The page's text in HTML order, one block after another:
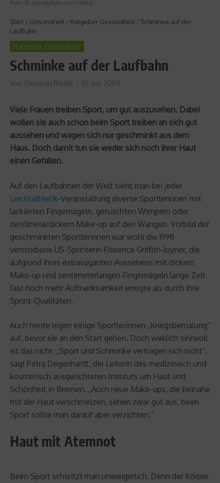
Foto: © istockphoto.com/aldra
Start / Gesundheit / Ratgeber Gesundheit / Schminke auf der
Laufbahn
Ratgeber Gesundheit
Schminke auf der Laufbahn
Von Christian Riedel 10. Juli 2009
Viele Frauen treiben Sport, um gut auszusehen. Dabei
wollen sie auch schon beim Sport treiben an sich gut
aussehen und wagen sich nur geschminkt aus dem
Haus. Doch damit tun sie weder sich noch ihrer Haut
einen Gefallen.
Auf den Laufbahnen der Welt sieht man bei jeder
Leichtathletik-Veranstaltung diverse Sportlerinnen mit
lackierten Fingernägeln, getuschten Wimpern oder
zentimeterdickem Make-up auf den Wangen. Vorbild der
geschminkten Sportlerinnen war wohl die 1998
verstorbene US-Sprinterin Florence Griffith-Joyner, die
aufgrund ihres extravaganten Aussehens mit dickem
Make-up und zentimeterlangen Fingernägeln lange Zeit
fast noch mehr Aufmerksamkeit erregte als durch ihre
Sprint-Qualitäten.
Auch heute legen einige Sportlerinnen „Kriegsbemalung“
auf, bevor sie an den Start gehen. Doch wirklich sinnvoll
ist das nicht. „Sport und Schminke vertragen sich nicht“,
sagt Petra Degenhardt, die Leiterin des medizinisch und
kosmetisch ausgerichteten Instituts um Haut und
Schönheit in Bremen. „Auch neue Make-ups, die beinahe
mit der Haut verschmelzen, sehen zwar gut aus, beim
Sport sollte man darauf aber verzichten.“
Haut mit Atemnot
Beim Sport schwitzt man unweigerlich. Denn der Körper